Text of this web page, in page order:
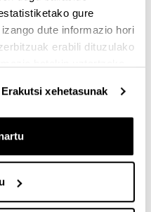
gure
dute informazio hori
erabili dituzulako
Erakutsi xehetasunak
Gipuzkoako